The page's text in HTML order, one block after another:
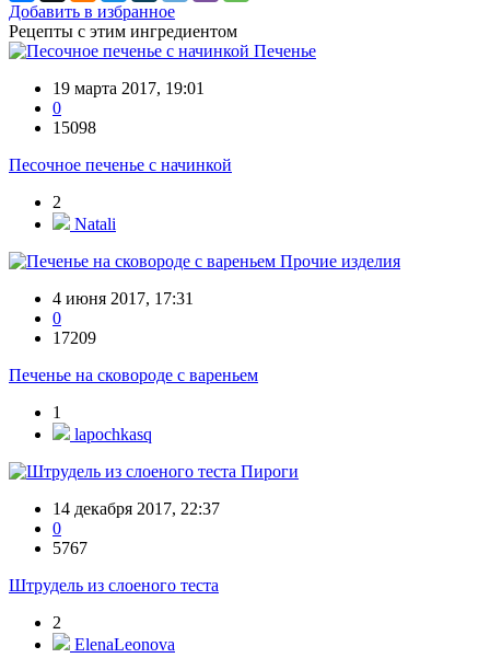
Добавить в избранное
Рецепты с этим ингредиентом
Печенье
19 марта 2017, 19:01
0
15098
Песочное печенье с начинкой
2
Natali
Прочие изделия
4 июня 2017, 17:31
0
17209
Печенье на сковороде с вареньем
1
lapochkasq
Пироги
14 декабря 2017, 22:37
0
5767
Штрудель из слоеного теста
2
ElenaLeonova